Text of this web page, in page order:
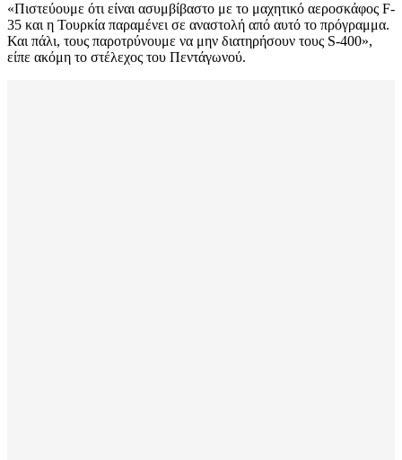
«Πιστεύουμε ότι είναι ασυμβίβαστο με το μαχητικό αεροσκάφος F-
35 και η Τουρκία παραμένει σε αναστολή από αυτό το πρόγραμμα.
Και πάλι, τους παροτρύνουμε να μην διατηρήσουν τους S-400»,
είπε ακόμη το στέλεχος του Πεντάγωνού.